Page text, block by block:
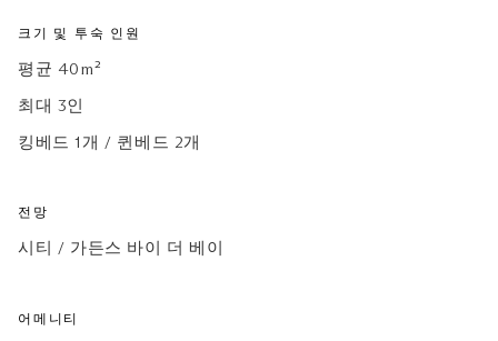
크기 및 투숙 인원
평균 40m²
최대 3인
킹베드 1개 / 퀸베드 2개
전망
시티 / 가든스 바이 더 베이
어메니티